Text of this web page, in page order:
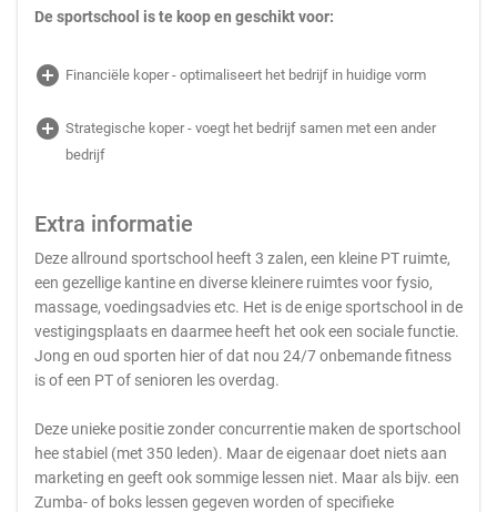
De sportschool is te koop en geschikt voor:
add_circle Financiële koper - optimaliseert het bedrijf in huidige vorm
add_circle Strategische koper - voegt het bedrijf samen met een ander
bedrijf
Extra informatie
Deze allround sportschool heeft 3 zalen, een kleine PT ruimte,
een gezellige kantine en diverse kleinere ruimtes voor fysio,
massage, voedingsadvies etc. Het is de enige sportschool in de
vestigingsplaats en daarmee heeft het ook een sociale functie.
Jong en oud sporten hier of dat nou 24/7 onbemande fitness
is of een PT of senioren les overdag.
Deze unieke positie zonder concurrentie maken de sportschool
hee stabiel (met 350 leden). Maar de eigenaar doet niets aan
marketing en geeft ook sommige lessen niet. Maar als bijv. een
Zumba- of boks lessen gegeven worden of specifieke